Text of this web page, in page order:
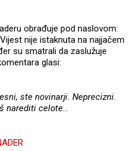
obrađuje pod naslovom:
Vijest nije istaknuta na najjačem
su smatrali da zaslužuje
glasi:
ste novinarji. Neprecizni.
narediti celote...